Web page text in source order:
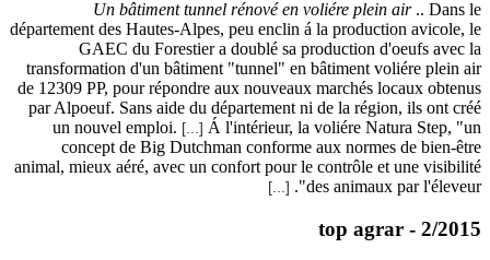
de 12309
par
un
animal,